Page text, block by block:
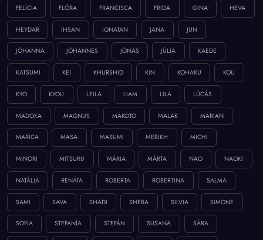
FELÍCIA FLÓRA FRANCISCA FRIDA GINA HEVA
HEYDAR IHSAN IONATAN JANA JUN
JÓHANNA JÓHANNES JÓNAS JÚLIA KAEDE
KATSUMI KEI KHURSHID KIN KOHAKU KOU
KYO KYOU LEILA LIAM LILA LÚCÁS
MADOKA MAGNUS MAKOTO MALAK MARIAN
MARICA MASA MASUMI MERIKH MICHI
MINORI MITSURU MÁRIA MÁRTA NAO NAOKI
NATÁLIA RENÁTA ROBERTA ROBERTINA SALMA
SAMI SAVA SHADI SHEBA SILVIA SIMONE
SOFIA STEFANÍA STEFÁN SUSANA SÁRA